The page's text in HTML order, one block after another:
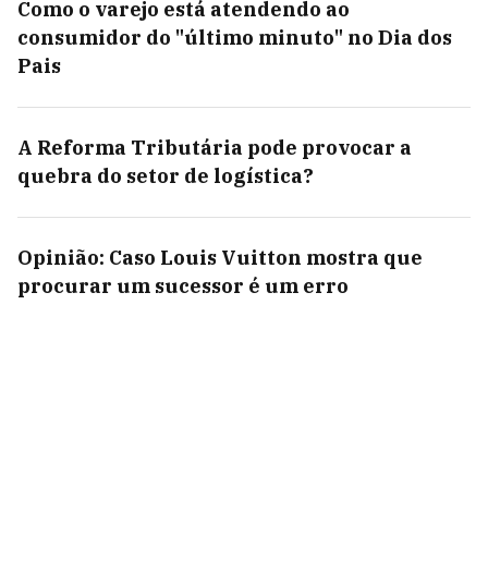
Como o varejo está atendendo ao
consumidor do "último minuto" no Dia dos
Pais
A Reforma Tributária pode provocar a
quebra do setor de logística?
Opinião: Caso Louis Vuitton mostra que
procurar um sucessor é um erro